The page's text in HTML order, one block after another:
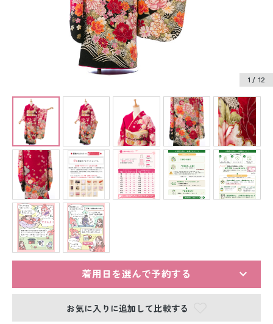
訪問着・付下げレンタル
ベビー着物レンタル
ジュニア着物レンタル
ジュニア洋装レンタル
ベビー洋装レンタル
紋付袴レンタル
留袖レンタル
男性礼装レンタル
1 / 12
着用日を選んで予約する
お気に入りに追加して比較する